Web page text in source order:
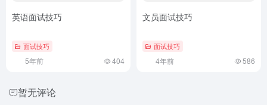
英语面试技巧
面试技巧
5年前 404
文员面试技巧
面试技巧
4年前 586
暂无评论